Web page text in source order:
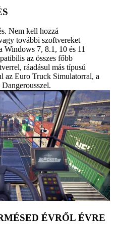
Nem kell hozzá
további szoftvereket
Windows 7, 8.1, 10 és 11
az összes főbb
ráadásul más típusú
az Euro Truck Simulatorral, a
ÉVRŐL ÉVRE